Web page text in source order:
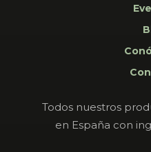
Todos nuestros
en España con